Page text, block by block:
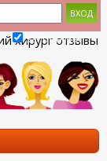
Запомнить?